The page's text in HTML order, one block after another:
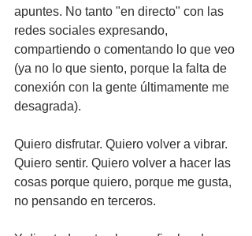
apuntes. No tanto "en directo" con las
redes sociales expresando,
compartiendo o comentando lo que veo
(ya no lo que siento, porque la falta de
conexión con la gente últimamente me
desagrada).
Quiero disfrutar. Quiero volver a vibrar.
Quiero sentir. Quiero volver a hacer las
cosas porque quiero, porque me gusta,
no pensando en terceros.